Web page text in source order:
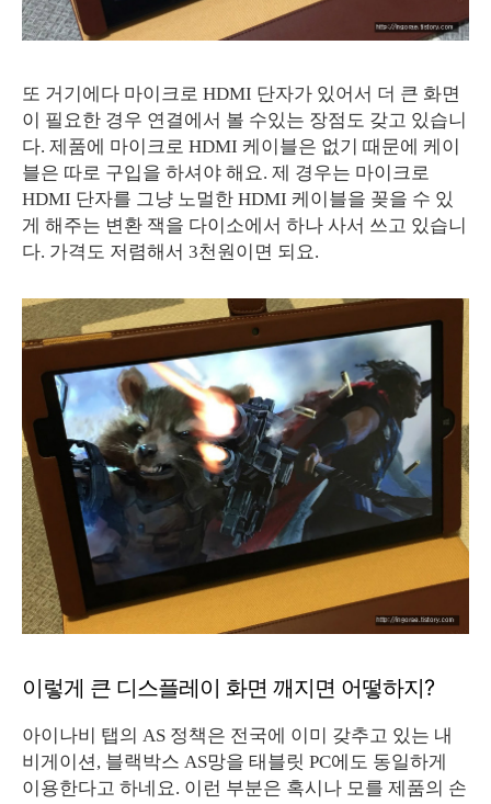
또 거기에다 마이크로 HDMI 단자가 있어서 더 큰 화면
이 필요한 경우 연결에서 볼 수있는 장점도 갖고 있습니
다. 제품에 마이크로 HDMI 케이블은 없기 때문에 케이
블은 따로 구입을 하셔야 해요. 제 경우는 마이크로
HDMI 단자를 그냥 노멀한 HDMI 케이블을 꽂을 수 있
게 해주는 변환 잭을 다이소에서 하나 사서 쓰고 있습니
다. 가격도 저렴해서 3천원이면 되요.
이렇게 큰 디스플레이 화면 깨지면 어떻하지?
아이나비 탭의 AS 정책은 전국에 이미 갖추고 있는 내
비게이션, 블랙박스 AS망을 태블릿 PC에도 동일하게
이용한다고 하네요. 이런 부분은 혹시나 모를 제품의 손